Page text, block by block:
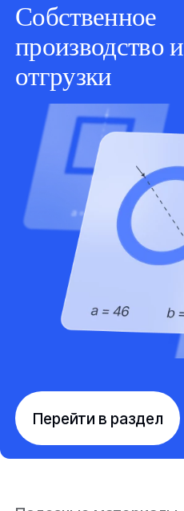
Собственное
производство и
отгрузки
Перейти в раздел